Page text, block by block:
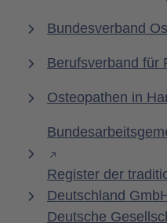
Bundesverband
Berufsverband für
Osteopathen in
Register der
Deutschland
Deutsche